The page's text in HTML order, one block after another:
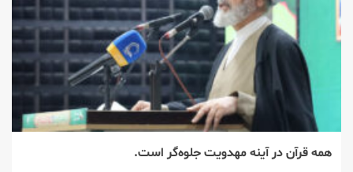
همه قرآن در آینه مهدویت جلوه‌گر است.